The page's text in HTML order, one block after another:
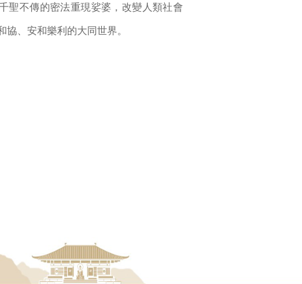
聖不傳的密法重現娑婆，改變人類社會
協、安和樂利的大同世界。